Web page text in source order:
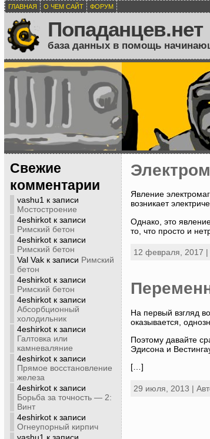
ГЛАВНАЯ О ЧЕМ САЙТ ФОРУМ
Попаданцев.нет
база данных в помощь
Свежие
комментарии
vashu1 к записи
Мостостроение
4eshirkotк записи
Римский бетон
4eshirkotк записи
Римский бетон
Val Vakк записи Римский
бетон
4eshirkotк записи
Римский бетон
4eshirkotк записи
Абсорбционный
холодильник
4eshirkotк записи
Галтовка или
камневаляние
4eshirkotк записи
Прямое восстановление
железа
4eshirkotк записи
Борьба за точность — 2:
Винт
4eshirkotк записи
Огнеупорный кирпич
Явление
возникает
Однако, это
то, что просто и
12 февраля, 2017 |
На первый взгляд
оказывается,
Поэтому давайте
Эдисона и
[…]
29 июля, 2013 |